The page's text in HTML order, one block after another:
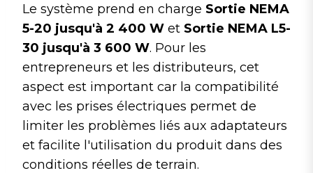
Le système prend en charge Sortie NEMA
5-20 jusqu'à 2 400 W et Sortie NEMA L5-
30 jusqu'à 3 600 W. Pour les
entrepreneurs et les distributeurs, cet
aspect est important car la compatibilité
avec les prises électriques permet de
limiter les problèmes liés aux adaptateurs
et facilite l'utilisation du produit dans des
conditions réelles de terrain.